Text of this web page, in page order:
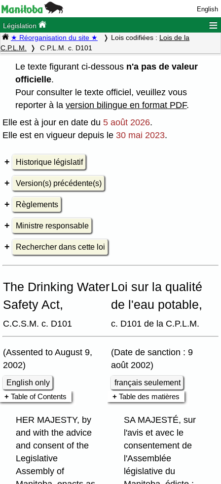
English
Législation ≡
★ Réorganisation du site ★ Lois codifiées : Lois de la
C.P.L.M.
C.P.L.M. c. D101
Le texte figurant ci-dessous n'a pas de valeur
officielle.
Pour consulter le texte officiel, veuillez vous
reporter à laversion bilingue en format PDF.
Elle est à jour en date du 5 août 2026.
Elle est en vigueur depuis le 30 mai 2023.
Historique législatif
Version(s) précédente(s)
Règlements
Ministre responsable
Rechercher dans cette loi
The Drinking Water
Safety Act,
C.C.S.M. c. D101
Loi sur la qualité
de l'eau potable,
c. D101 de la C.P.L.M.
(Assented to August 9,
2002)
(Date de sanction : 9
août 2002)
English only
français seulement
Table of Contents
Table des matières
HER MAJESTY, by
and with the advice
and consent of the
Legislative
Assembly of
SA MAJESTÉ, sur
l'avis et avec le
consentement de
l'Assemblée
législative du